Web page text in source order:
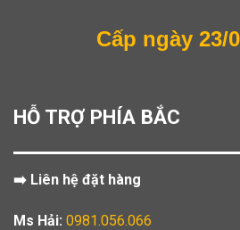
Cấp ngày 23/
HỖ TRỢ PHÍA BẮC
➡️ Liên hệ đặt hàng
Ms Hải: 0981.056.066